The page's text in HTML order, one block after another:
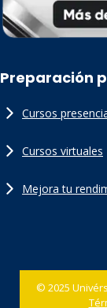
Preparación
Cursos
Cursos virtuales
Mejora tu
© 2025